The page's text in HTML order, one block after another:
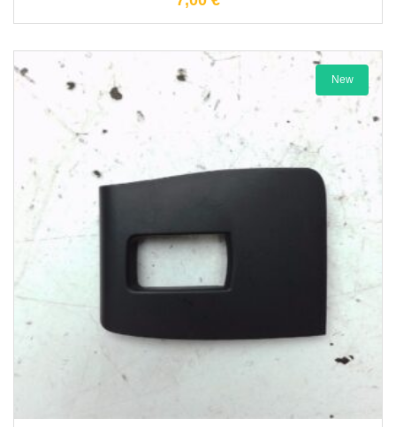
New
1-3 Werktage